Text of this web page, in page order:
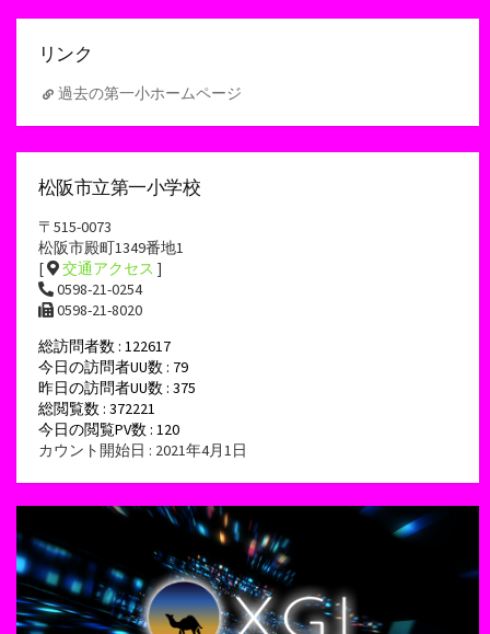
リンク
過去の第一小ホームページ
松阪市立第一小学校
〒515-0073
松阪市殿町1349番地1
[
交通アクセス ]
0598-21-0254
0598-21-8020
総訪問者数 : 122617
今日の訪問者UU数 : 79
昨日の訪問者UU数 : 375
総閲覧数 : 372221
今日の閲覧PV数 : 120
カウント開始日 : 2021年4月1日